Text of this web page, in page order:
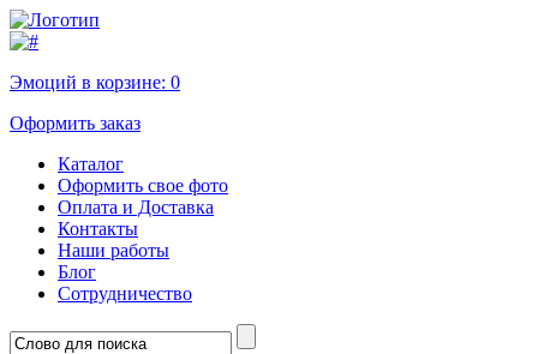
Эмоций в корзине: 0
Оформить заказ
Каталог
Оформить свое фото
Оплата и Доставка
Контакты
Наши работы
Блог
Сотрудничество